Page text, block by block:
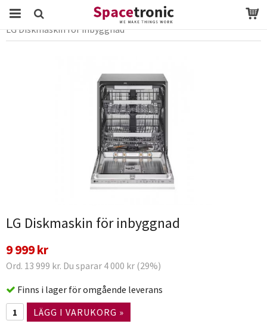
Startsida Webbutik vitvaror
Diskmaskin
LG Diskmaskin för inbyggnad
LG Diskmaskin för inbyggnad
9 999 kr
Ord. 13 999 kr. Du sparar 4 000 kr (29%)
Finns i lager för omgående leverans
LÄGG I VARUKORG »